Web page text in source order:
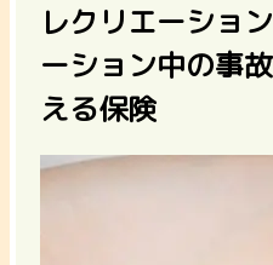
レクリエーショ
ーション中の事
える保険